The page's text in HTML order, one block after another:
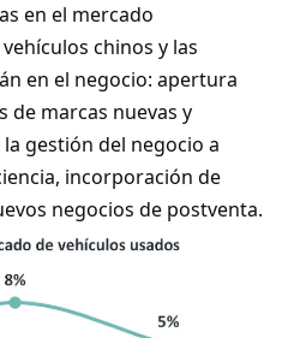
en el mercado
chinos y las
en el negocio: apertura
de marcas nuevas y
gestión del negocio a
incorporación de
negocios de postventa.